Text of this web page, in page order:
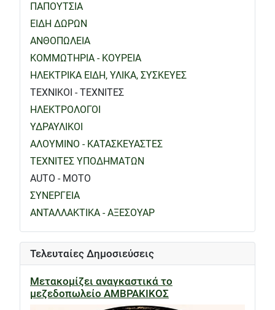
ΠΑΠΟΥΤΣΙΑ
ΕΙΔΗ ΔΩΡΩΝ
ΑΝΘΟΠΩΛΕΙΑ
ΚΟΜΜΩΤΗΡΙΑ - ΚΟΥΡΕΙΑ
ΗΛΕΚΤΡΙΚΑ ΕΙΔΗ, ΥΛΙΚΑ, ΣΥΣΚΕΥΕΣ
ΤΕΧΝΙΚΟΙ - ΤΕΧΝΙΤΕΣ
ΗΛΕΚΤΡΟΛΟΓΟΙ
ΥΔΡΑΥΛΙΚΟΙ
ΑΛΟΥΜΙΝΟ - ΚΑΤΑΣΚΕΥΑΣΤΕΣ
ΤΕΧΝΙΤΕΣ ΥΠΟΔΗΜΑΤΩΝ
AUTO - MOTO
ΣΥΝΕΡΓΕΙΑ
ΑΝΤΑΛΛΑΚΤΙΚΑ - ΑΞΕΣΟΥΑΡ
Τελευταίες Δημοσιεύσεις
Μετακομίζει αναγκαστικά το
μεζεδοπωλείο ΑΜΒΡΑΚΙΚΟΣ